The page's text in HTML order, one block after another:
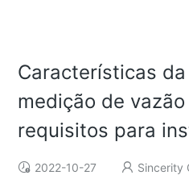
Características
medição de
requisitos para
2022-10-27 Sincerity